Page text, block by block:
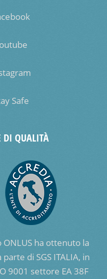
Safe
DI QUALITÀ
ha ottenuto la
di SGS ITALIA, in
9001 settore EA 38F